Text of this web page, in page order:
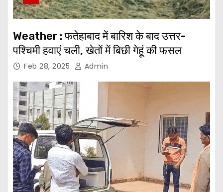
Weather : फतेहाबाद में बारिश के बाद उत्तर-
पश्चिमी हवाएं चली, खेतों में बिछी गेहूं की फसल
Feb 28, 2025 Admin